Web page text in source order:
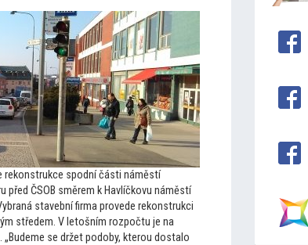
rekonstrukce spodní části náměstí
před ČSOB směrem k Havlíčkovu náměstí
stavební firma provede rekonstrukci
středem. V letošním rozpočtu je na
se držet podoby, kterou dostalo